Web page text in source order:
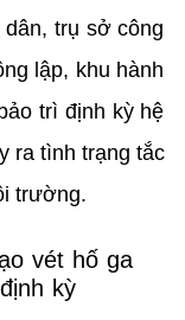
trụ sở công
lập, khu hành
trì định kỳ hệ
ra tình trạng tắc
trường.
vét hố ga
kỳ